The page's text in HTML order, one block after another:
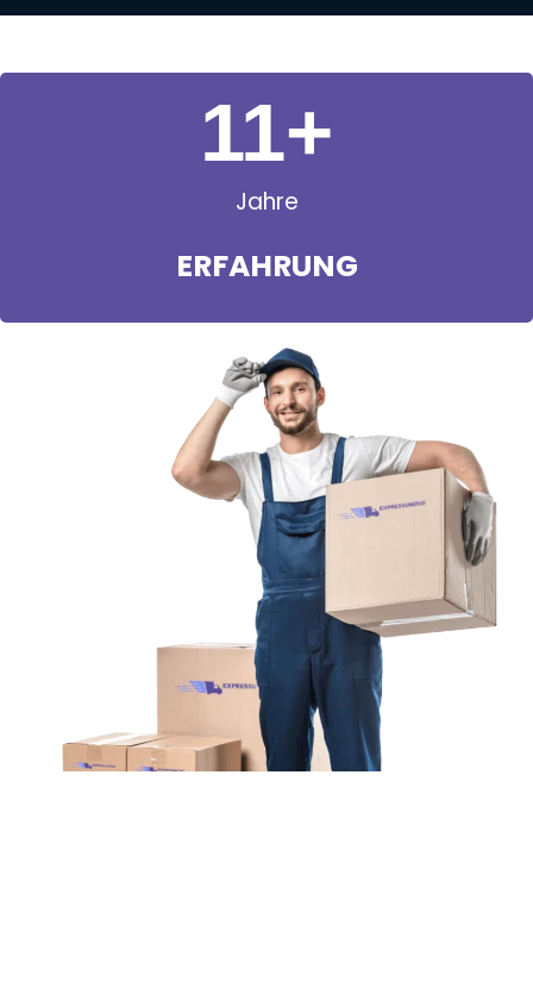
Jahre
ERFAHRUNG
11+